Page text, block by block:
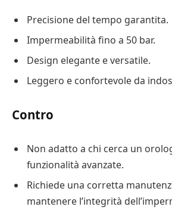
Precisione del tempo garantita.
Impermeabilità fino a 50 bar.
Design elegante e versatile.
Leggero e confortevole da
Contro
Non adatto a chi cerca un
funzionalità avanzate.
Richiede una corretta
mantenere l’integrità